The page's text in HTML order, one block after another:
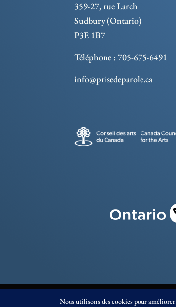
359-27, rue Larch
Sudbury (Ontario)
P3E 1B7
Téléphone : 705-675-6491
info@prisedeparole.ca
© Éditions Prise de Parole